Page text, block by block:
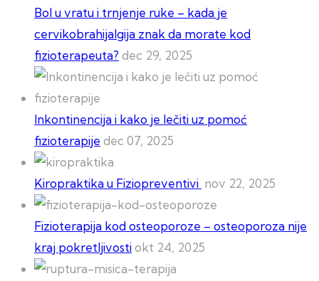
Bol u vratu i trnjenje ruke – kada je
cervikobrahijalgija znak da morate kod
fizioterapeuta? dec 29, 2025
Inkontinencija i kako je lečiti uz pomoć
fizioterapije dec 07, 2025
Kiropraktika u Fiziopreventivi nov 22, 2025
Fizioterapija kod osteoporoze – osteoporoza nije
kraj pokretljivostiokt 24, 2025